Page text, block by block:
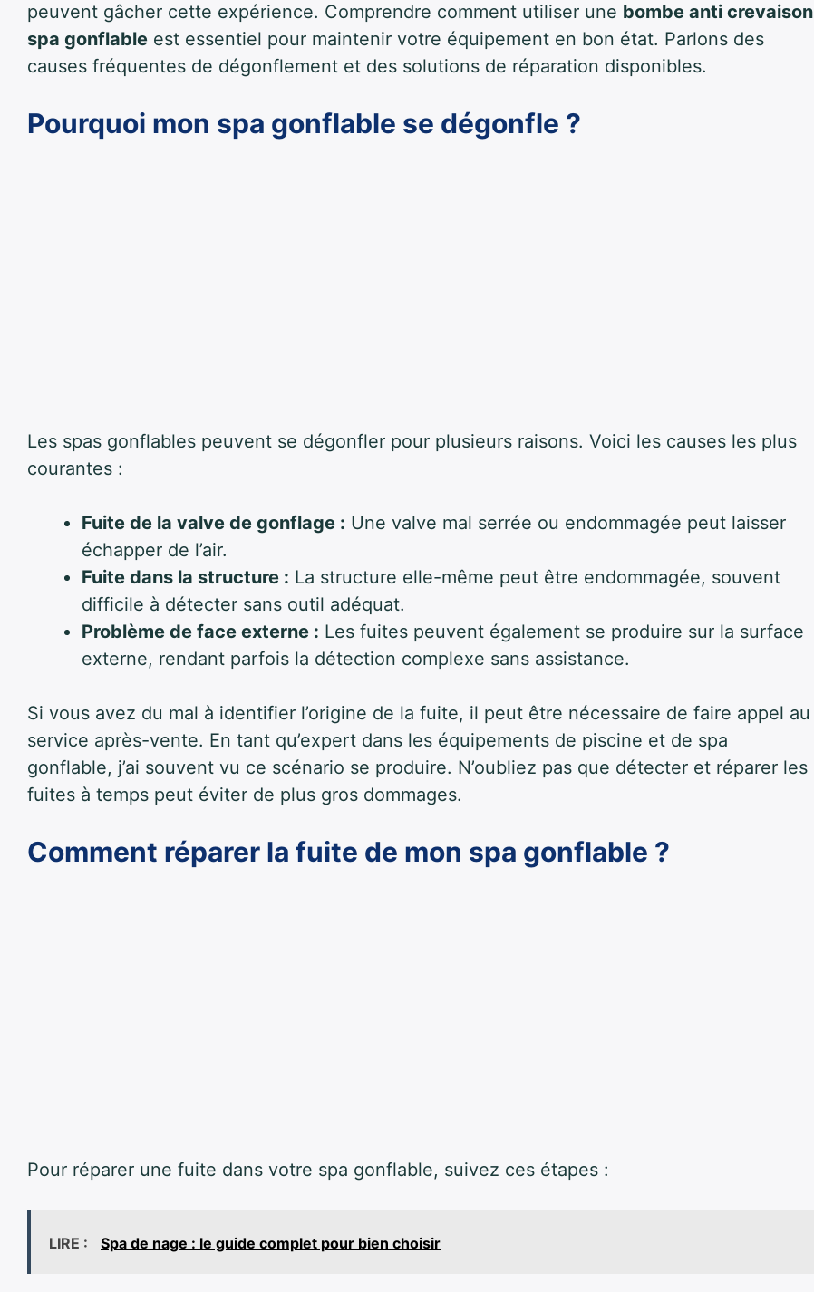
peuvent gâcher cette expérience. Comprendre comment utiliser une bombe anti crevaison
spa gonflable est essentiel pour maintenir votre équipement en bon état. Parlons des
causes fréquentes de dégonflement et des solutions de réparation disponibles.
Pourquoi mon spa gonflable se dégonfle ?
Les spas gonflables peuvent se dégonfler pour plusieurs raisons. Voici les causes les plus
courantes :
Fuite de la valve de gonflage : Une valve mal serrée ou endommagée peut laisser
échapper de l’air.
Fuite dans la structure : La structure elle-même peut être endommagée, souvent
difficile à détecter sans outil adéquat.
Problème de face externe : Les fuites peuvent également se produire sur la surface
externe, rendant parfois la détection complexe sans assistance.
Si vous avez du mal à identifier l’origine de la fuite, il peut être nécessaire de faire appel au
service après-vente. En tant qu’expert dans les équipements de piscine et de spa
gonflable, j’ai souvent vu ce scénario se produire. N’oubliez pas que détecter et réparer les
fuites à temps peut éviter de plus gros dommages.
Comment réparer la fuite de mon spa gonflable ?
Pour réparer une fuite dans votre spa gonflable, suivez ces étapes :
LIRE : Spa de nage : le guide complet pour bien choisir